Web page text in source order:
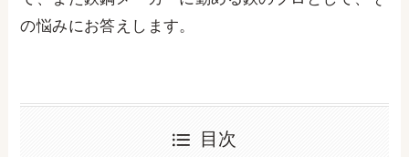
の悩みにお答えします。
目次